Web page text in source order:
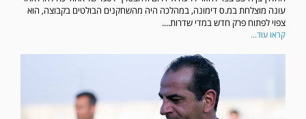
עונה מוצלחת במ.ס דימונה, במהלכה היה מהשחקנים הבולטים בקבוצה, הוא
צפוי לפתוח פרק חדש במדי שדרות....
קראו עוד...